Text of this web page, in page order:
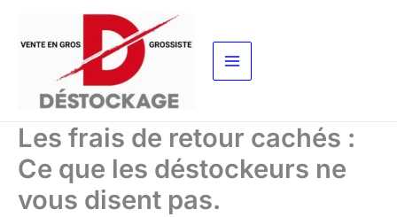
contenu
Les frais de retour cachés :
Ce que les déstockeurs ne
vous disent pas.